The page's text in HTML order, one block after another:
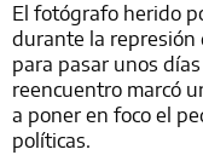
El fotógrafo herido
durante la represión
para pasar unos
reencuentro marcó
a poner en foco el
políticas.